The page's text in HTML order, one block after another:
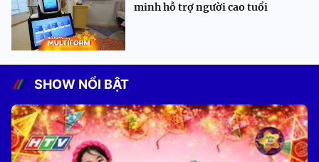
minh hỗ trợ người cao tuổi
SHOW NỔI BẬT